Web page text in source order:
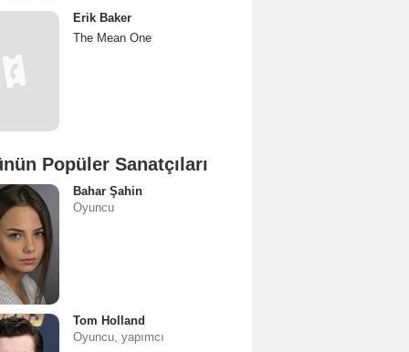
Erik Baker
The Mean One
Popüler Sanatçıları
Bahar Şahin
Oyuncu
Tom Holland
Oyuncu, yapımcı